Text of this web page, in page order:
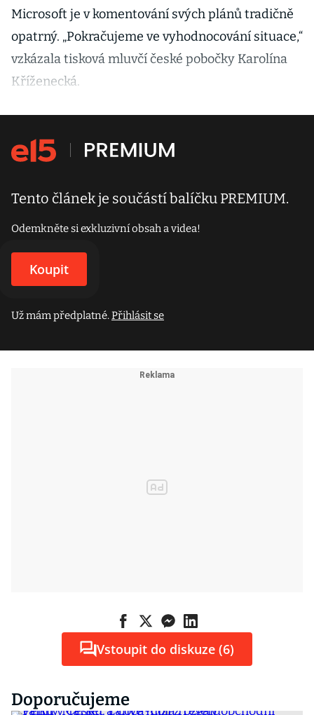
Microsoft je v komentování svých plánů tradičně
opatrný. „Pokračujeme ve vyhodnocování situace,“
vzkázala tisková mluvčí české pobočky Karolína
Kříženecká.
Tento článek je součástí balíčku PREMIUM.
Odemkněte si exkluzivní obsah a videa!
Koupit
Už mám předplatné.Přihlásit se
Vstoupit do diskuze (6)
Doporučujeme